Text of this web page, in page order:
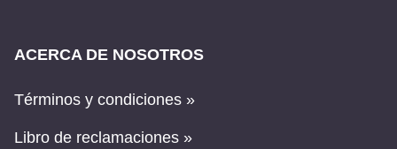
ACERCA DE NOSOTROS
Términos y condiciones »
Libro de reclamaciones »